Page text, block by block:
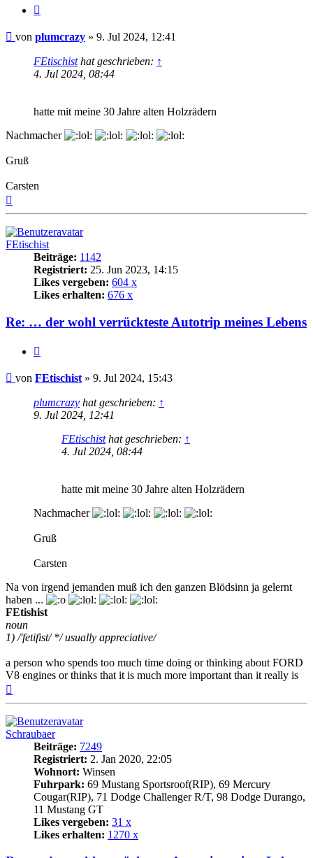
Beitrag
von plumcrazy » 9. Jul 2024, 12:41
FEtischisthat geschrieben: ↑
4. Jul 2024, 08:44
hatte mit meine 30 Jahre alten Holzrädern
Nachmacher
Gruß
Carsten
FEtischist
Beiträge: 1142
Registriert: 25. Jun 2023, 14:15
Likes vergeben: 604 x
Likes erhalten: 676 x
Re: … der wohl verrückteste Autotrip meines Lebens
Beitrag
von FEtischist » 9. Jul 2024, 15:43
plumcrazy hat geschrieben: ↑
9. Jul 2024, 12:41
FEtischisthat geschrieben: ↑
4. Jul 2024, 08:44
hatte mit meine 30 Jahre alten Holzrädern
Nachmacher
Gruß
Carsten
Na von irgend jemanden muß ich den ganzen Blödsinn ja gelernt
haben ...
FEtishist
noun
1) /'fetifist/ */ usually appreciative/
a person who spends too much time doing or thinking about FORD
V8 engines or thinks that it is much more important than it really is
Schraubaer
Beiträge: 7249
Registriert: 2. Jan 2020, 22:05
Wohnort: Winsen
Fuhrpark: 69 Mustang Sportsroof(RIP), 69 Mercury
Cougar(RIP), 71 Dodge Challenger R/T, 98 Dodge Durango,
11 Mustang GT
Likes vergeben: 31 x
Likes erhalten: 1270 x